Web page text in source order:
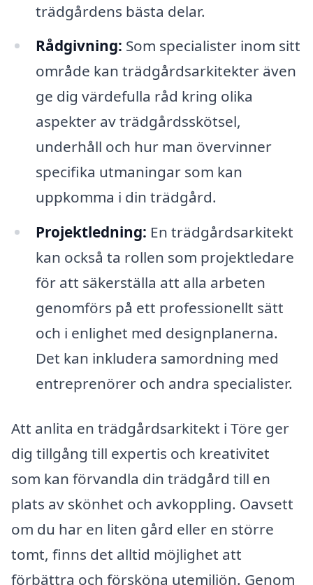
trädgårdens bästa delar.
Rådgivning: Som specialister inom sitt
område kan trädgårdsarkitekter även
ge dig värdefulla råd kring olika
aspekter av trädgårdsskötsel,
underhåll och hur man övervinner
specifika utmaningar som kan
uppkomma i din trädgård.
Projektledning: En trädgårdsarkitekt
kan också ta rollen som projektledare
för att säkerställa att alla arbeten
genomförs på ett professionellt sätt
och i enlighet med designplanerna.
Det kan inkludera samordning med
entreprenörer och andra specialister.
Att anlita en trädgårdsarkitekt i Töre ger
dig tillgång till expertis och kreativitet
som kan förvandla din trädgård till en
plats av skönhet och avkoppling. Oavsett
om du har en liten gård eller en större
tomt, finns det alltid möjlighet att
förbättra och försköna utemiljön. Genom